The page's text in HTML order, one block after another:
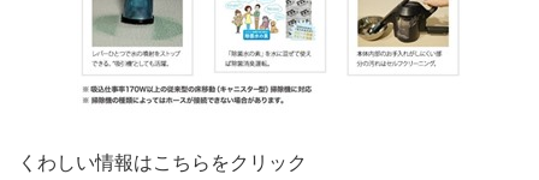
くわしい情報はこちらをクリック